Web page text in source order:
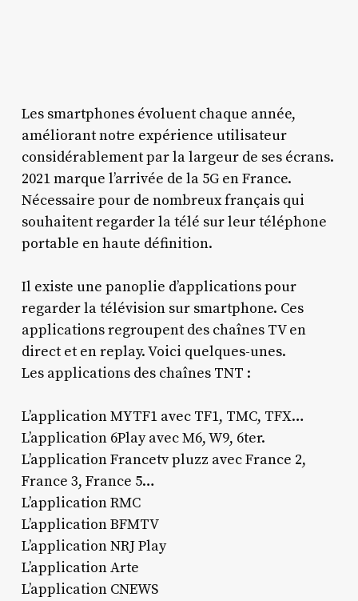
Les smartphones évoluent chaque année,
améliorant notre expérience utilisateur
considérablement par la largeur de ses écrans.
2021 marque l’arrivée de la 5G en France.
Nécessaire pour de nombreux français qui
souhaitent regarder la télé sur leur téléphone
portable en haute définition.
Il existe une panoplie d’applications pour
regarder la télévision sur smartphone. Ces
applications regroupent des chaînes TV en
direct et en replay. Voici quelques-unes.
Les applications des chaînes TNT :
L’application MYTF1 avec TF1, TMC, TFX…
L’application 6Play avec M6, W9, 6ter.
L’application Francetv pluzz avec France 2,
France 3, France 5…
L’application RMC
L’application BFMTV
L’application NRJ Play
L’application Arte
L’application CNEWS